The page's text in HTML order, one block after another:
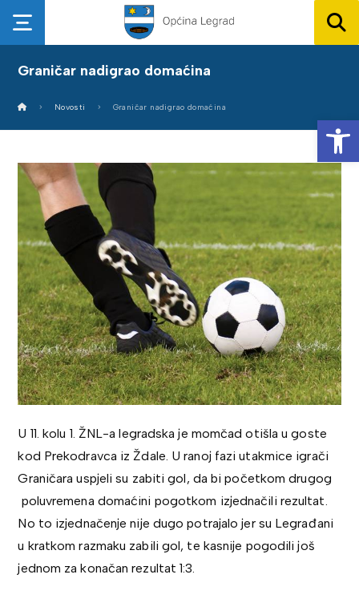
Graničar nadigrao domaćina
Novosti Graničar nadigrao domaćina
U 11. kolu 1. ŽNL-a legradska je momčad otišla u goste
kod Prekodravca iz Ždale. U ranoj fazi utakmice igrači
Graničara uspjeli su zabiti gol, da bi početkom drugog
poluvremena domaćini pogotkom izjednačili rezultat.
No to izjednačenje nije dugo potrajalo jer su Legrađani
u kratkom razmaku zabili gol, te kasnije pogodili još
jednom za konačan rezultat 1:3.